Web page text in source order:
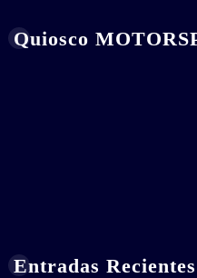
Quiosco
Entradas Recientes